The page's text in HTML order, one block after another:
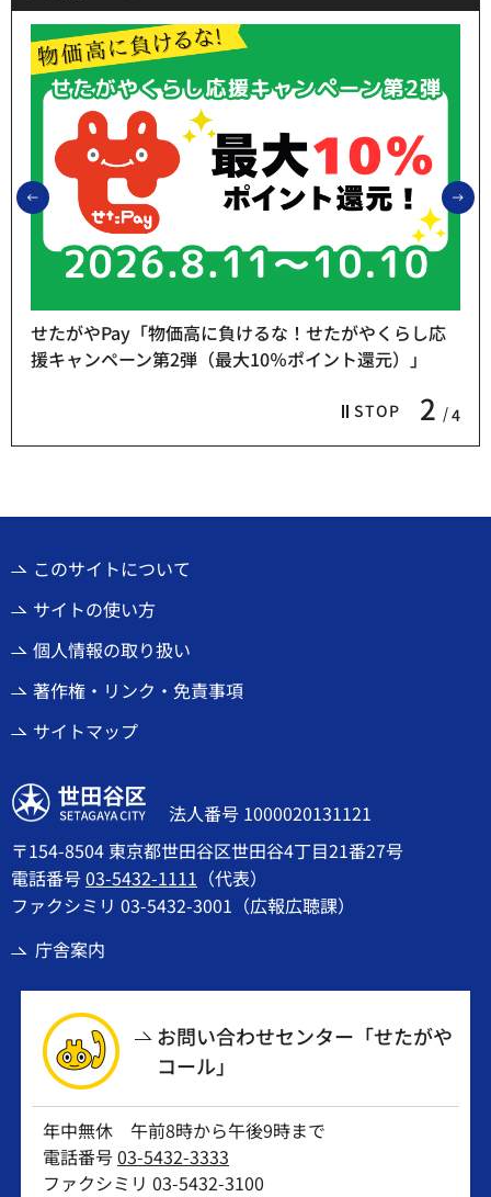
前のスライドを表示
STOP 2 4
せたがやPay「物価高に負けるな！せたがやくらし応
援キャンペーン第2弾（最大10％ポイント還元）」
このサイトについて
サイトの使い方
個人情報の取り扱い
著作権・リンク・免責事項
サイトマップ
世田谷区
法人番号 1000020131121
〒154-8504 東京都世田谷区世田谷4丁目21番27号
電話番号03-5432-1111 （代表）
ファクシミリ 03-5432-3001（広報広聴課）
庁舎案内
お問い合わせセンター「せたがや
コール」
年中無休 午前8時から午後9時まで
電話番号03-5432-3333
ファクシミリ 03-5432-3100